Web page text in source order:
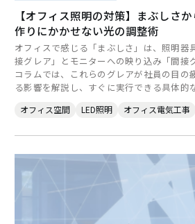
【オフィス照明の対策】まぶしさ
作りにかかせない光の調整術
オフィスで感じる「まぶしさ」は、照明器
接グレア」とモニターへの映り込み「間接
コラムでは、これらのグレアが社員の目の
る影響を解説し、すぐに実行できる具体的
オフィス空間 LED照明 オフィス電気工事